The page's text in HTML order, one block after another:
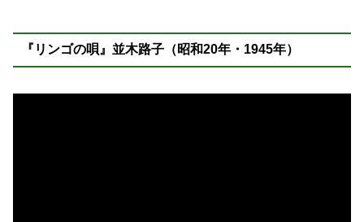
『リンゴの唄』並木路子（昭和20年・1945年）